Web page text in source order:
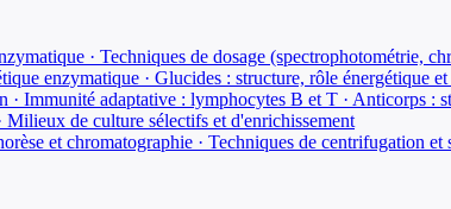
· Techniques de dosage (spectrophotométrie,
enzymatique · Glucides : structure, rôle énergétique
Immunité adaptative : lymphocytes B et T · Anticorps :
de culture sélectifs et d'enrichissement
et chromatographie · Techniques de centrifugation et